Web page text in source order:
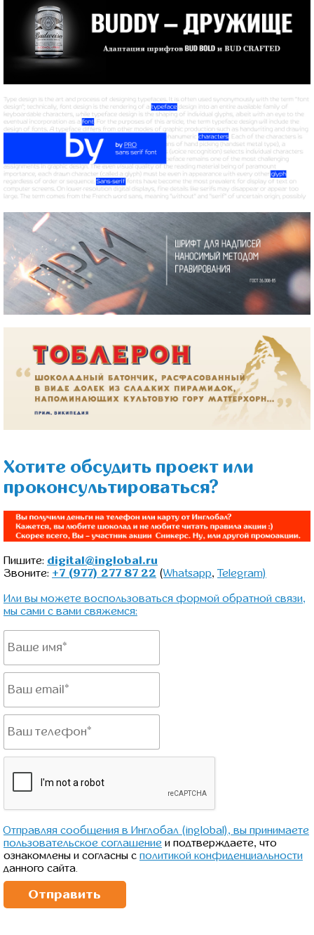
Хотите обсудить проект или
проконсультироваться?
Пишите: digital@inglobal.ru
Звоните: +7 (977) 277 87 22 (Whatsapp, Telegram)
Или вы можете воспользоваться формой обратной связи,
мы сами с вами свяжемся:
Отправляя сообщения в Инглобал (inglobal), вы принимаете
пользовательское соглашение и подтверждаете, что
ознакомлены и согласны с политикой конфиденциальности
данного сайта.
Отправить